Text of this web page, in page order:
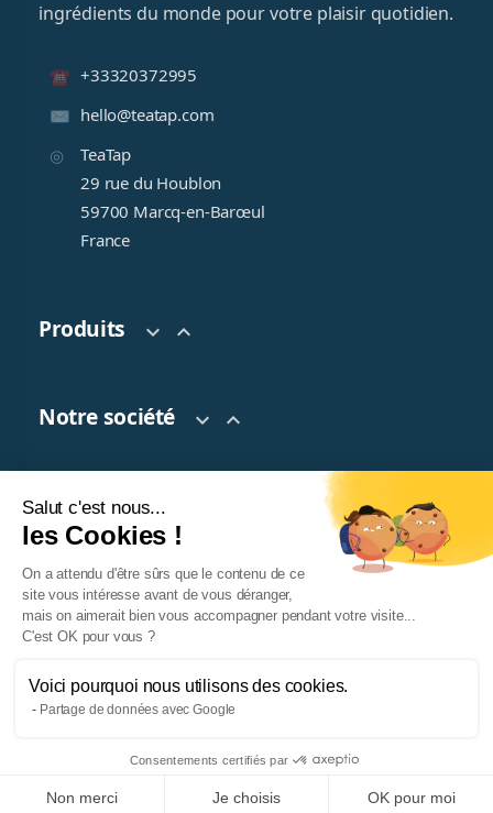
ingrédients du monde pour votre plaisir quotidien.
+33320372995
hello@teatap.com
TeaTap
29 rue du Houblon
59700 Marcq-en-Barœul
France
Produits  
Notre société  
Votre compte
PinterestInstagram
Salut c'est nous...
les Cookies !
On a attendu d'être sûrs que le contenu de ce
site vous intéresse avant de vous déranger,
mais on aimerait bien vous accompagner pendant votre visite...
C'est OK pour vous ?
Voici pourquoi nous utilisons des cookies.
Partage de données avec Google
Consentements certifiés par
Non merci Je choisis OK pour moi